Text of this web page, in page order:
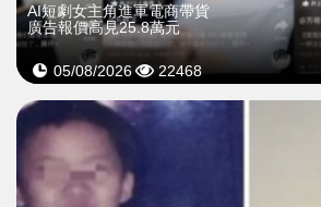
AI短劇女主角進軍電商帶貨
廣告報價高見25.8萬元
05/08/2026 22468